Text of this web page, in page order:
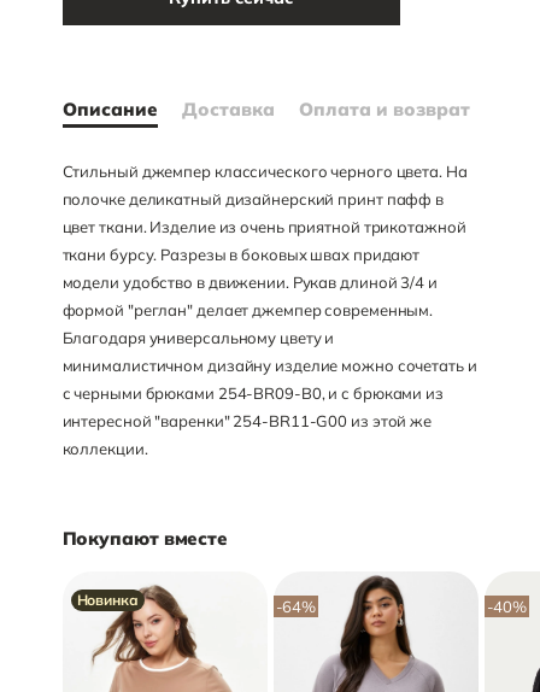
Описание Доставка Оплата и возврат
Стильный джемпер классического черного цвета. На
полочке деликатный дизайнерский принт пафф в
цвет ткани. Изделие из очень приятной трикотажной
ткани бурсу. Разрезы в боковых швах придают
модели удобство в движении. Рукав длиной 3/4 и
формой "реглан" делает джемпер современным.
Благодаря универсальному цвету и
минималистичном дизайну изделие можно сочетать и
с черными брюками 254-BR09-B0, и с брюками из
интересной "варенки" 254-BR11-G00 из этой же
коллекции.
Покупают вместе
Новинка -64% -40%